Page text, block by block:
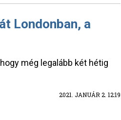
Londonban, a
még legalább két hétig
2021. JANUÁR 2. 12:19